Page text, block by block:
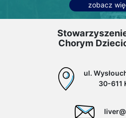
zobacz
Chorym
ul.
30-611